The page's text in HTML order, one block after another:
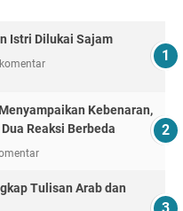
Istri Dilukai Sajam
Kebenaran,
Reaksi Berbeda
Tulisan Arab dan